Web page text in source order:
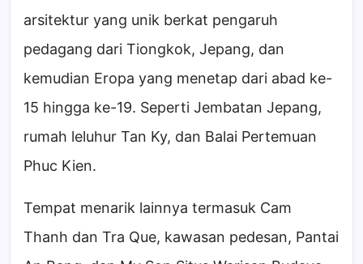
arsitektur yang unik berkat pengaruh
pedagang dari Tiongkok, Jepang, dan
kemudian Eropa yang menetap dari abad ke-
15 hingga ke-19. Seperti Jembatan Jepang,
rumah leluhur Tan Ky, dan Balai Pertemuan
Phuc Kien.
Tempat menarik lainnya termasuk Cam
Thanh dan Tra Que, kawasan pedesan, Pantai